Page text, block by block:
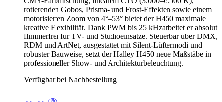
rotierenden Gobos, Prisma- und Frost-Effekten sowie einem
motorisierten Zoom von 4°–53° bietet der H450 maximale
kreative Flexibilität. Dank PWM bis 25 kHzarbeitet er absolut
flimmerfrei für TV- und Studioeinsätze. Steuerbar über DMX,
RDM und ArtNet, ausgestattet mit Silent-Lüftermodi und
robuster Bauweise, setzt der Halley H450 neue Maßstäbe in
professioneller Show- und Architekturbeleuchtung.
Verfügbar bei Nachbestellung